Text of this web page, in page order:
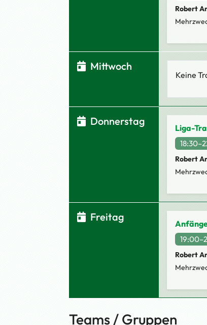
Robert
Mittwoch
Keine
Donnerstag
Liga-
Robert
Freitag
Robert
Teams / Gruppen